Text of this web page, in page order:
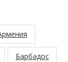
Барбадос